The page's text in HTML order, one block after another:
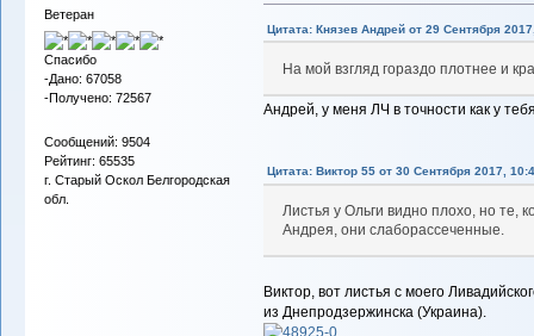
Ветеран
Спасибо
-Дано: 67058
-Получено: 72567
Сообщений: 9504
Рейтинг: 65535
г. Старый Оскол Белгородская
обл.
Цитата: Князев Андрей от 29 Сентября
На мой взгляд гораздо плотнее и
Андрей, у меня ЛЧ в точности как у
Цитата: Виктор 55 от 30 Сентября 2017,
Листья у Ольги видно плохо, но те,
Андрея, они слаборассеченные.
Виктор, вот листья с моего
из Днепродзержинска (Украина).